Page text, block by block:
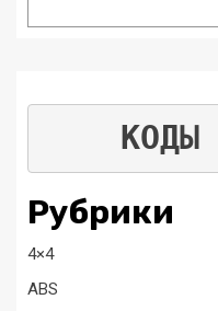
КОДЫ
Рубрики
4×4
ABS